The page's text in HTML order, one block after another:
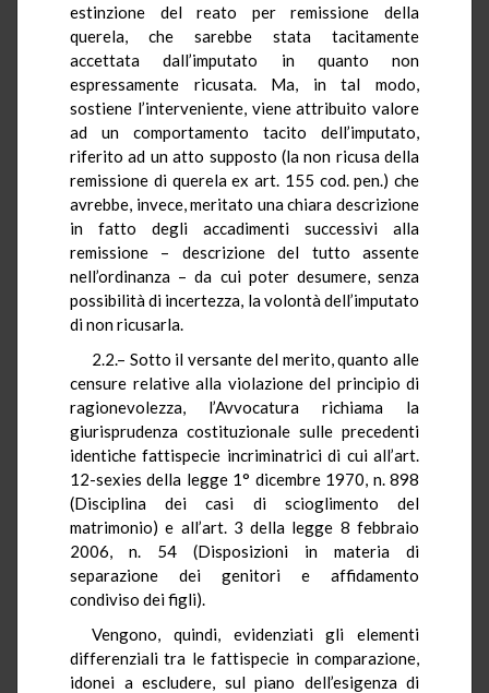
estinzione del reato per remissione della
querela, che sarebbe stata tacitamente
accettata dall’imputato in quanto non
espressamente ricusata. Ma, in tal modo,
sostiene l’interveniente, viene attribuito valore
ad un comportamento tacito dell’imputato,
riferito ad un atto supposto (la non ricusa della
remissione di querela ex art. 155 cod. pen.) che
avrebbe, invece, meritato una chiara descrizione
in fatto degli accadimenti successivi alla
remissione – descrizione del tutto assente
nell’ordinanza – da cui poter desumere, senza
possibilità di incertezza, la volontà dell’imputato
di non ricusarla.
2.2.– Sotto il versante del merito, quanto alle
censure relative alla violazione del principio di
ragionevolezza, l’Avvocatura richiama la
giurisprudenza costituzionale sulle precedenti
identiche fattispecie incriminatrici di cui all’art.
12-sexies della legge 1° dicembre 1970, n. 898
(Disciplina dei casi di scioglimento del
matrimonio) e all’art. 3 della legge 8 febbraio
2006, n. 54 (Disposizioni in materia di
separazione dei genitori e affidamento
condiviso dei figli).
Vengono, quindi, evidenziati gli elementi
differenziali tra le fattispecie in comparazione,
idonei a escludere, sul piano dell’esigenza di